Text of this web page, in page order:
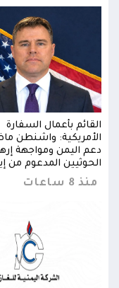
القائم بأعمال السفارة
الأمريكية: واشنطن
دعم اليمن ومواجهة
الحوثيين المدعوم من
منذ 8 ساعات